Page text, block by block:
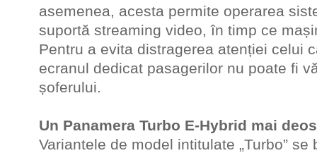
asemenea, acesta permite operarea
suportă streaming video, în timp ce
Pentru a evita distragerea atenției celui
ecranul dedicat pasagerilor nu poate fi
șoferului.
Un Panamera Turbo E-Hybrid mai
Variantele de model intitulate „Turbo”